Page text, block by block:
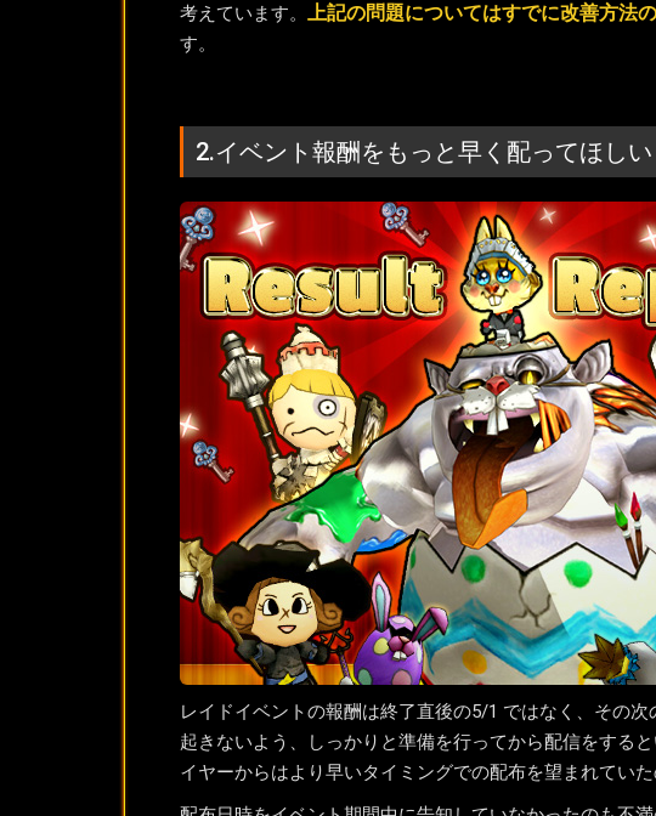
考えています。 上記の問題についてはすでに改善方法
す。
2.イベント報酬をもっと早く配ってほしい
レイドイベントの報酬は終了直後の5/1 ではなく、その
起きないよう、しっかりと準備を行ってから配信をする
イヤーからはより早いタイミングでの配布を望まれていた